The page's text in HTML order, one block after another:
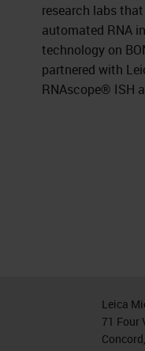
research labs
automated RNA
technology on
partnered with
RNAscope® ISH
Leica
71 Four